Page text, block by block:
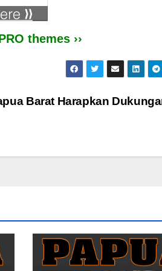
themes ››
Barat Harapkan